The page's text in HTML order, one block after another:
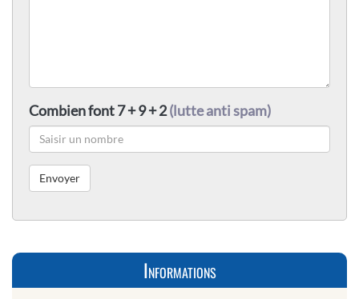
Combien font 7 + 9 + 2(lutte anti spam)
Informations